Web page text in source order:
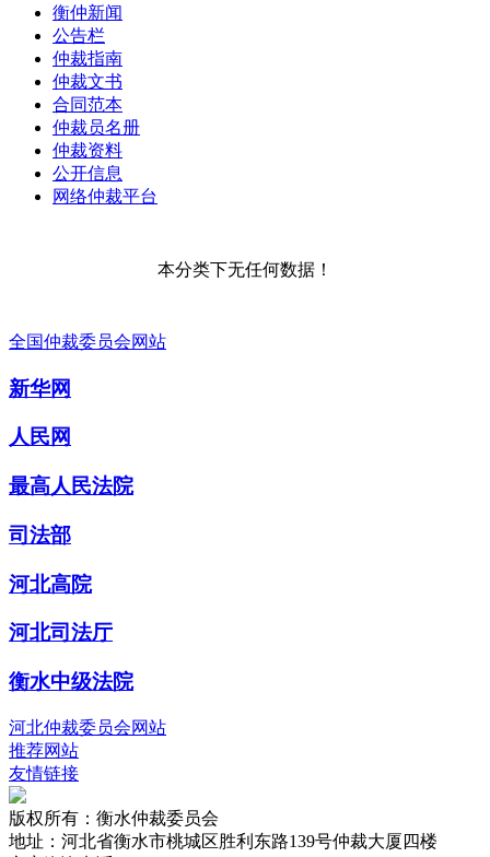
衡仲新闻
公告栏
仲裁指南
仲裁文书
合同范本
仲裁员名册
仲裁资料
公开信息
网络仲裁平台
本分类下无任何数据！
全国仲裁委员会网站
新华网
人民网
最高人民法院
司法部
河北高院
河北司法厅
衡水中级法院
河北仲裁委员会网站
推荐网站
友情链接
版权所有：衡水仲裁委员会
地址：河北省衡水市桃城区胜利东路139号仲裁大厦四楼